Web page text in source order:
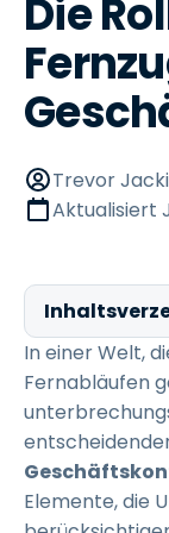
Die
Trevor
Aktualisiert
In einer Welt,
Fernabläufen
Elemente, die